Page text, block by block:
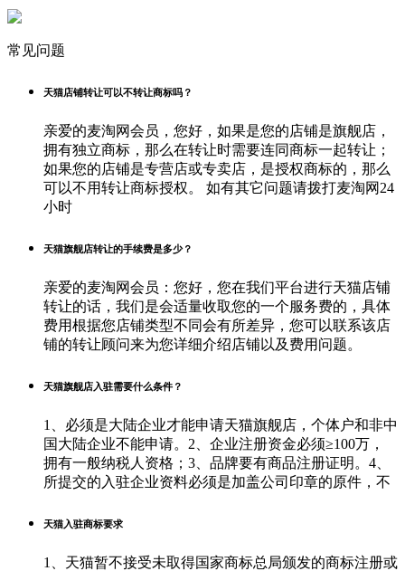
常见问题
天猫店铺转让可以不转让商标吗？
亲爱的麦淘网会员，您好，如果是您的店铺是旗舰店，
拥有独立商标，那么在转让时需要连同商标一起转让；
如果您的店铺是专营店或专卖店，是授权商标的，那么
可以不用转让商标授权。 如有其它问题请拨打麦淘网24
小时
天猫旗舰店转让的手续费是多少？
亲爱的麦淘网会员：您好，您在我们平台进行天猫店铺
转让的话，我们是会适量收取您的一个服务费的，具体
费用根据您店铺类型不同会有所差异，您可以联系该店
铺的转让顾问来为您详细介绍店铺以及费用问题。
天猫旗舰店入驻需要什么条件？
1、必须是大陆企业才能申请天猫旗舰店，个体户和非中
国大陆企业不能申请。2、企业注册资金必须≥100万，
拥有一般纳税人资格；3、品牌要有商品注册证明。4、
所提交的入驻企业资料必须是加盖公司印章的原件，不
天猫入驻商标要求
1、天猫暂不接受未取得国家商标总局颁发的商标注册或